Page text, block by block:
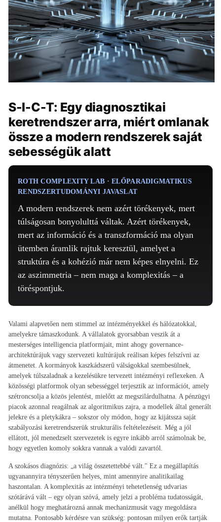
S-I-C-T: Egy diagnosztikai
keretrendszer arra, miért omlanak
össze a modern rendszerek saját
sebességük alatt
ROTH COMPLEXITY LAB · ELŐPARADIGMATIKUS
RENDSZERTUDOMÁNYI JAVASLAT
A modern rendszerek nem azért törékenyek, mert
túlságosan bonyolulttá váltak. Azért törékenyek,
mert az információ és a transzformáció ma olyan
ütemben áramlik rajtuk keresztül, amelyet a
struktúra és a kohézió már nem képes elnyelni. Ez
az aszimmetria – nem maga a komplexitás – a
töréspontjuk.
Valami alapvetően nem stimmel az intézményekkel és hálózatokkal,
amelyekre támaszkodunk. A vállalatok gyorsabban veszik át a
mesterséges intelligencia platformjait, mint ahogy governance-
architektúrájuk vagy szervezeti kultúrájuk reálisan képes felszívni az
átmenetet. A kormányok kaszkádszerű válságokkal szembesülnek,
amelyek túlszaladnak a kezelésükre tervezett intézményi reflexeken. A
közösségi platformok olyan sebességgel terjesztik az információt, amely
szétroncsolja a közös jelentést, mielőtt az megszilárdulhatna. A pénzügyi
piacok azonnal reagálnak az algoritmikus zajra, a modellek által generált
jelekre és a pletykákra – sokszor oly módon, hogy az kijátssza saját
szabályozási keretrendszerük strukturális feltételezéseit. Még a jól
ellátott, jól menedzselt szervezetek is egyre inkább arról számolnak be,
hogy egyetlen komoly sokkra vannak a valódi zavartól.
A szokásos diagnózis: „a világ összetettebbé vált." Ez a megállapítás
ugyanannyira tényszerűen helyes, mint amennyire analitikailag
haszontalan. A komplexitás az intézményi tehetetlenség udvarias
szótárává vált – egy olyan szóvá, amely jelzi a probléma tudatosságát,
anélkül hogy meghatározná annak mechanizmusát vagy megoldásra
mutatna. Pontosabb kérdésre van szükség: pontosan milyen erők tartják